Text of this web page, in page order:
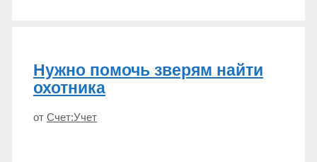
Нужно помочь зверям найти
охотника
от Счет:Учет